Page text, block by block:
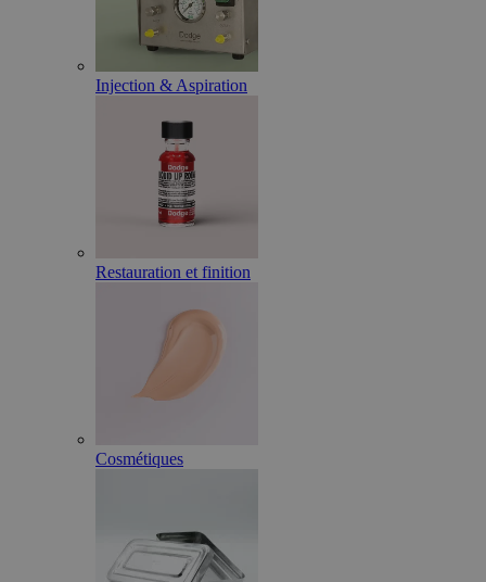
Injection & Aspiration
Restauration et finition
Cosmétiques